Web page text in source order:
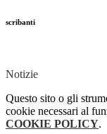
scribanti
Notizie
Questo sito o gli
cookie necessari al
COOKIE POLICY.